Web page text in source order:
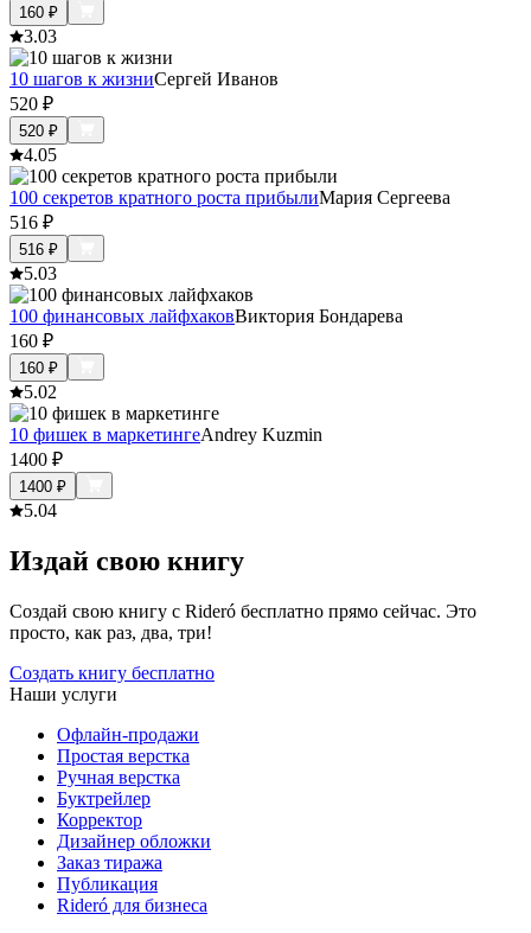
160 ₽
3.03
10 шагов к жизниСергей Иванов
520 ₽
520 ₽
4.05
100 секретов кратного роста прибылиМария Сергеева
516 ₽
516 ₽
5.03
100 финансовых лайфхаковВиктория Бондарева
160 ₽
160 ₽
5.02
10 фишек в маркетингеAndrey Kuzmin
1400 ₽
1400 ₽
5.04
Издай свою книгу
Создай свою книгу с Rideró бесплатно прямо сейчас. Это
просто, как раз, два, три!
Создать книгу бесплатно
Наши услуги
Офлайн-продажи
Простая верстка
Ручная верстка
Буктрейлер
Корректор
Дизайнер обложки
Заказ тиража
Публикация
Rideró для бизнеса